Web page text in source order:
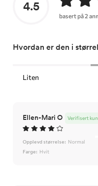
4.5
basert på 2
Hvordan er den i
Liten
Ellen-Mari O Verifisert
Opplevd størrelse: Normal
Farge: Hvit